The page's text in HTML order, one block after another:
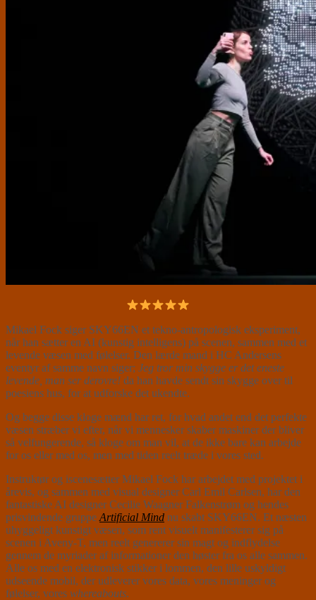
Mikael Fock siger SKY66EN et tekno-antropologisk eksperiment,
når han sætter en AI (kunstig intelligens) på scenen, sammen med et
levende væsen med følelser. Den lærde mand i HC Andersens
eventyr af samme navn siger; Jeg tror min skygge er det eneste
levende, man ser derovre! da han havde sendt sin skygge over til
poesiens hus, for at udforske det ukendte.
Og begge disse kloge mænd har ret, for hvad andet end det perfekte
væsen stræber vi efter, når vi mennesker skaber maskiner der bliver
så velfungerende, så kloge om man vil, at de ikke bare kan arbejde
for os eller med os, men med tiden reelt træde i vores sted.
Instruktør og iscenesætter Mikael Fock har arbejdet med projektet i
årevis, og sammen med visual designer Carl Emil Carlsen, har den
fantastiske AI designer Cecilie Waagner Falkenstrøm og hendes
prisvindende gruppe Artificial Mind nu skabt SKY66EN. Et næsten
uhyggeligt kunstigt væsen, som rent visuelt manifesterer sig på
scenen i Aveny-T, men reelt genererer sin magt og indflydelse
gennem de myriader af informationer den høster fra os alle sammen.
Alle os med en elektronisk stikker i lommen, den lille uskyldigt
udseende mobil, der udleverer vores data, vores meninger og
følelser, vores whereabouts.